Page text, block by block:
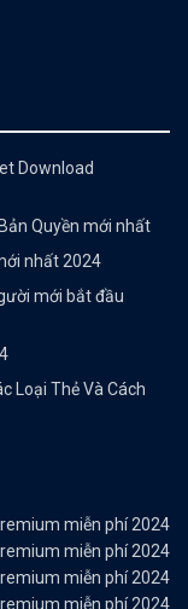
Download
Quyền mới nhất
nhất 2024
mới bắt đầu
Loại Thẻ Và Cách
miễn phí 2024
miễn phí 2024
miễn phí 2024
miễn phí 2024